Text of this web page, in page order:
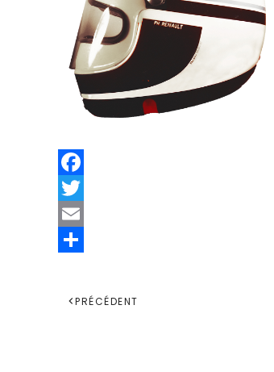
Facebook
Twitter
Email
PRÉCÉDENT